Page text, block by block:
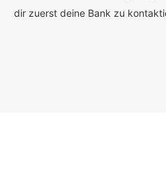
dir zuerst deine Bank zu